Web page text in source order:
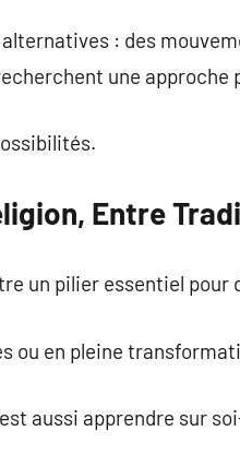
: des
une approche
Entre
un pilier essentiel pour
ou en pleine
aussi apprendre sur